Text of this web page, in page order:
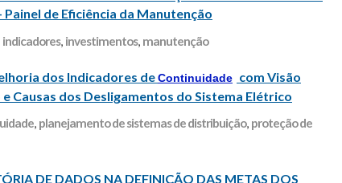
Painel de Eficiência da Manutenção
indicadores, investimentos, manutenção
dos Indicadores deContinuidade com Visão
Causas dos Desligamentos do Sistema Elétrico
, planejamento de sistemas de distribuição, proteção de
DE DADOS NA DEFINIÇÃO DAS METAS DOS